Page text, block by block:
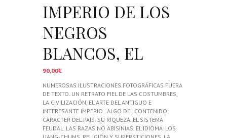
IMPERIO DE LOS
NEGROS
BLANCOS, EL
90,00€
NUMEROSAS ILUSTRACIONES FOTOGRÁFICAS FUERA
DE TEXTO. UN RETRATO FIEL DE LAS COSTUMBRES,
LA CIVILIZACIÓN, EL ARTE DEL ANTIGUO E
INTERESANTE IMPERIO . ALGO DEL CONTENIDO:
CARACTER DEL PAÍS. SU RIQUEZA. EL SISTEMA
FEUDAL. LAS RAZAS NO ABISINIAS. EL IDIOMA. LOS